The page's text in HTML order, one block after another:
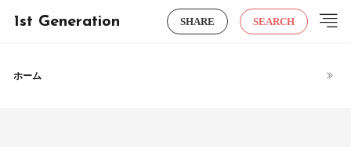
1st Generation SHARE SEARCH
ホーム